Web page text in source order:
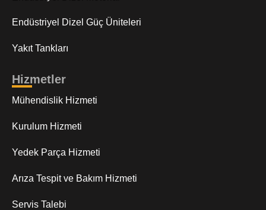
Endüstriyel Dizel Güç Üniteleri
Yakıt Tankları
Hizmetler
Mühendislik Hizmeti
Kurulum Hizmeti
Yedek Parça Hizmeti
Arıza Tespit ve Bakım Hizmeti
Servis Talebi